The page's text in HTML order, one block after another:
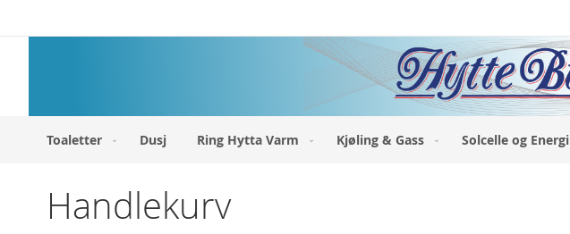
til
Toaletter Dusj Ring Hytta Varm Kjøling & Gass Solcelle og Energi
Handlekurv